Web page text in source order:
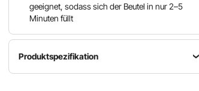
geeignet, sodass sich der Beutel in nur 2–5
Minuten füllt
Produktspezifikation